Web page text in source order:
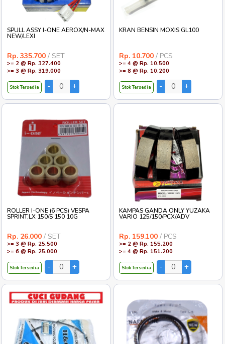
SPULL ASSY I-ONE AEROX/N-MAX
NEW/LEXI
Rp. 335.700 / SET
>= 2 @ Rp. 327.400
>= 3 @ Rp. 319.000
Stok Tersedia
KRAN BENSIN MOXIS GL100
Rp. 10.700 / PCS
>= 4 @ Rp. 10.500
>= 8 @ Rp. 10.200
Stok Tersedia
ROLLER I-ONE (6 PCS) VESPA
SPRINT,LX 150/S 150 10G
Rp. 26.000 / SET
>= 3 @ Rp. 25.500
>= 6 @ Rp. 25.000
Stok Tersedia
KAMPAS GANDA ONLY YUZAKA
VARIO 125/150/PCX/ADV
Rp. 159.100 / PCS
>= 2 @ Rp. 155.200
>= 4 @ Rp. 151.200
Stok Tersedia